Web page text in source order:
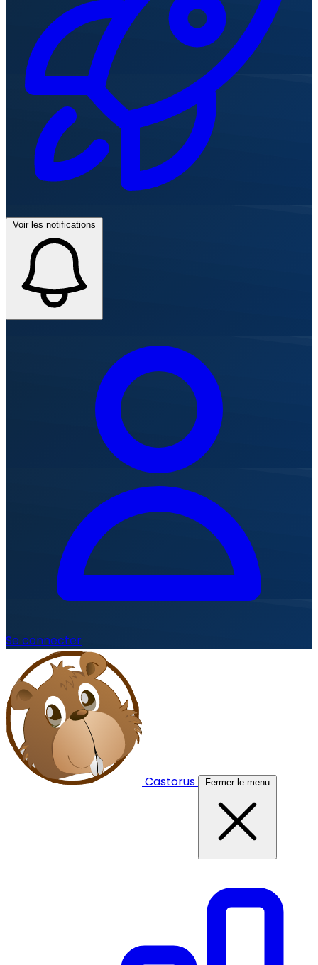
Voir les notifications
Se connecter
Castorus Fermer le menu